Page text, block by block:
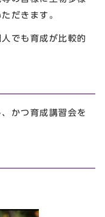
だきます。
でも育成が比較的
かつ育成講習会を